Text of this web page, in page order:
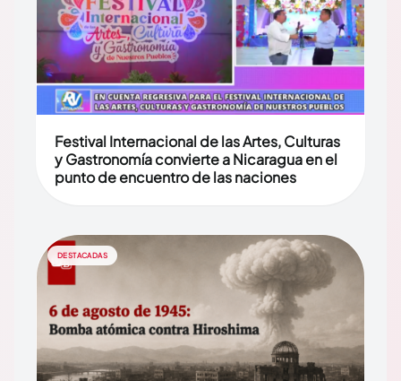
Festival Internacional de las Artes, Culturas
y Gastronomía convierte a Nicaragua en el
punto de encuentro de las naciones
DESTACADAS